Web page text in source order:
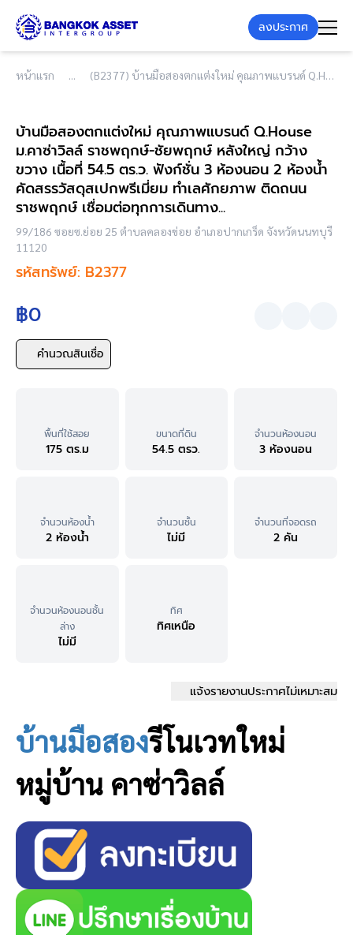
ลงประกาศ
หน้าแรก (B2377) บ้านมือสองตกแต่งใหม่ คุณภาพแบรนด์ Q.House ม.คาซ่าวิลล์ ราชพฤกษ์-ชัยพฤกษ์ หลังใหญ่ กว้างขวาง เนื้อที่ 54.5 ตร.ว. ฟังก์ชั่น 3 ห้องนอน 2 ห้องน้ำ คัดสรรวัสดุสเปกพรีเมี่ยม ทำเลศักยภาพ ติดถนนราชพฤกษ์ เชื่อมต่อทุกการเดินทาง...
บ้านมือสองตกแต่งใหม่ คุณภาพแบรนด์ Q.House
ม.คาซ่าวิลล์ ราชพฤกษ์-ชัยพฤกษ์ หลังใหญ่ กว้าง
ขวาง เนื้อที่ 54.5 ตร.ว. ฟังก์ชั่น 3 ห้องนอน 2 ห้องน้ำ
คัดสรรวัสดุสเปกพรีเมี่ยม ทำเลศักยภาพ ติดถนน
ราชพฤกษ์ เชื่อมต่อทุกการเดินทาง...
99/186 ซอยซ.ย่อย 25 ตำบลคลองข่อย อำเภอปากเกร็ด จังหวัดนนทบุรี
11120
รหัสทรัพย์: B2377
฿0
คำนวณสินเชื่อ
พื้นที่ใช้สอย
175 ตร.ม
ขนาดที่ดิน
54.5 ตรว.
จำนวนห้องนอน
3 ห้องนอน
จำนวนห้องน้ำ
2 ห้องน้ำ
จำนวนชั้น
ไม่มี
จำนวนที่จอดรถ
2 คัน
จำนวนห้องนอนชั้น
ล่าง
ไม่มี
ทิศ
ทิศเหนือ
แจ้งรายงานประกาศไม่เหมาะสม
บ้านมือสองรีโนเวทใหม่
หมู่บ้าน คาซ่าวิลล์